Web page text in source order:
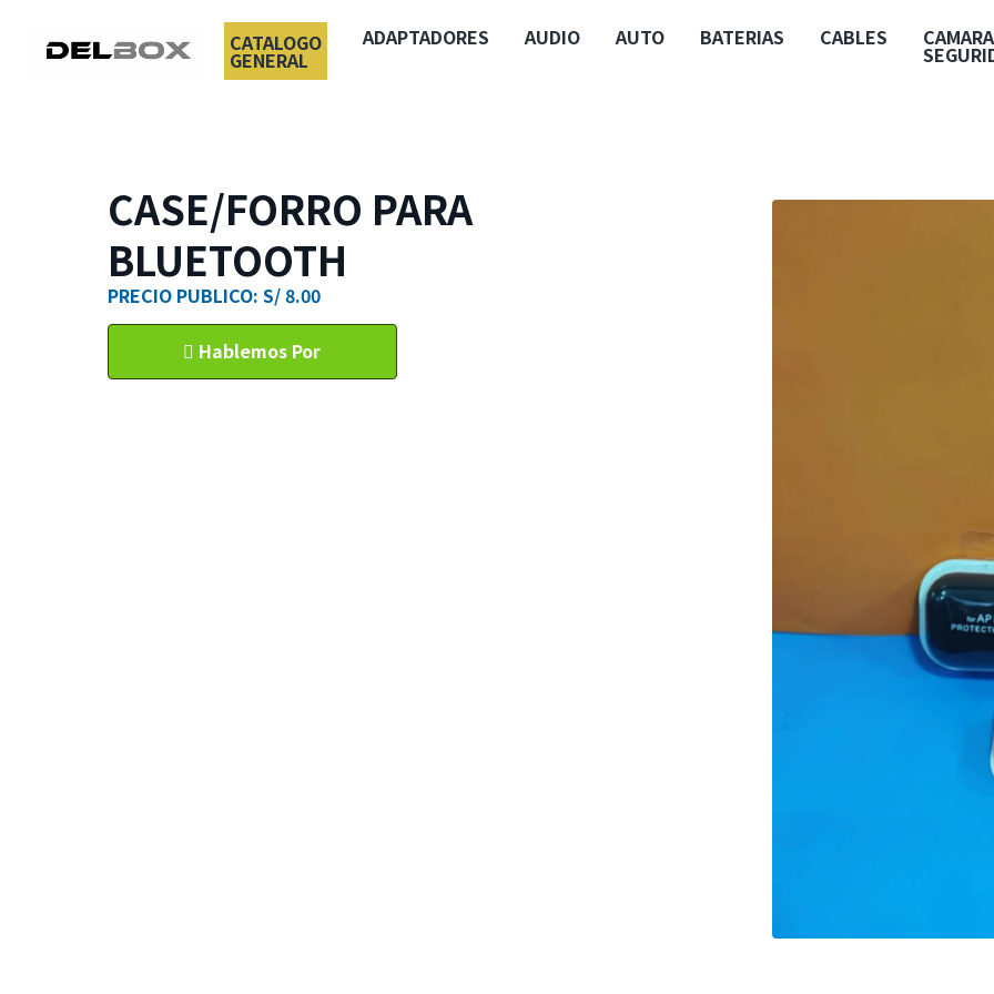
CATALOGO
GENERAL
ADAPTADORES AUDIO AUTO BATERIAS CABLES
CASE/FORRO PARA
BLUETOOTH
PRECIO PUBLICO: S/ 8.00
Hablemos Por